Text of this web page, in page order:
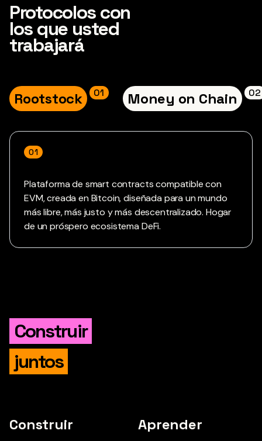
Protocolos con
los que usted
trabajará
Rootstock 01 Money on Chain 02
01
Plataforma de smart contracts compatible con
EVM, creada en Bitcoin, diseñada para un mundo
más libre, más justo y más descentralizado. Hogar
de un próspero ecosistema DeFi.
Construir
juntos
Construir Aprender